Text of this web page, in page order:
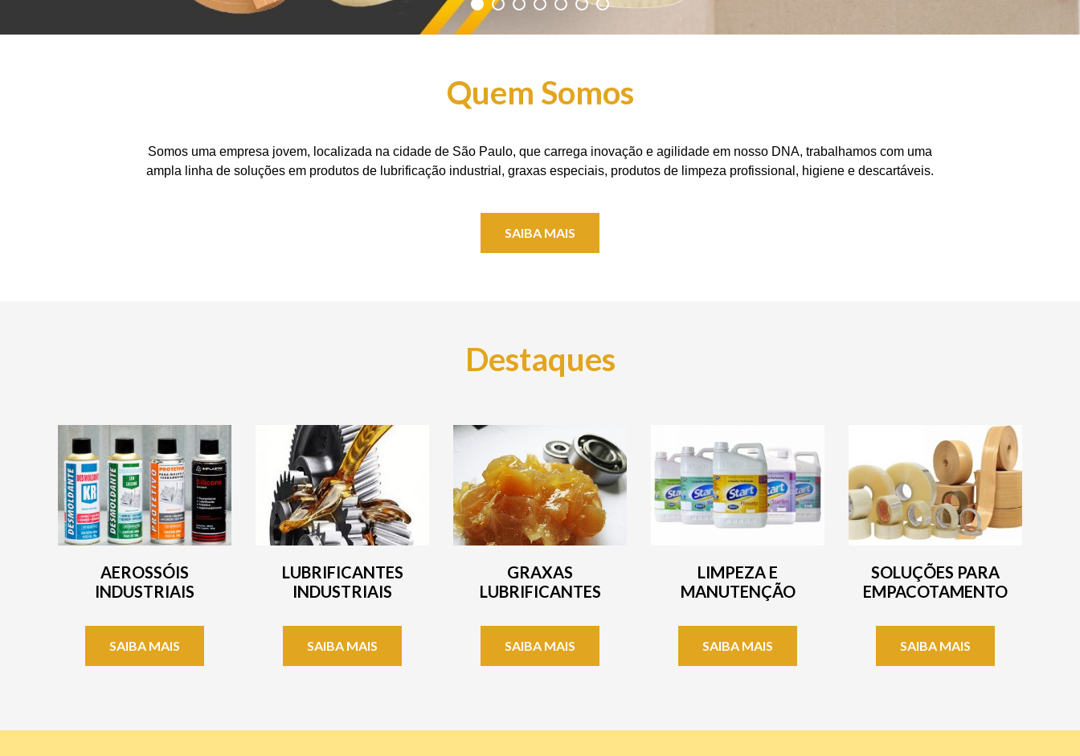
Quem Somos
Somos uma empresa jovem, localizada na cidade de São Paulo, que carrega inovação e agilidade em nosso DNA, trabalhamos com uma
ampla linha de soluções em produtos de lubrificação industrial, graxas especiais, produtos de limpeza profissional, higiene e descartáveis.
SAIBA MAIS
Destaques
AEROSSÓIS
INDUSTRIAIS
SAIBA MAIS
LUBRIFICANTES
INDUSTRIAIS
SAIBA MAIS
GRAXAS
LUBRIFICANTES
SAIBA MAIS
LIMPEZA E
MANUTENÇÃO
SAIBA MAIS
SOLUÇÕES PARA
EMPACOTAMENTO
SAIBA MAIS